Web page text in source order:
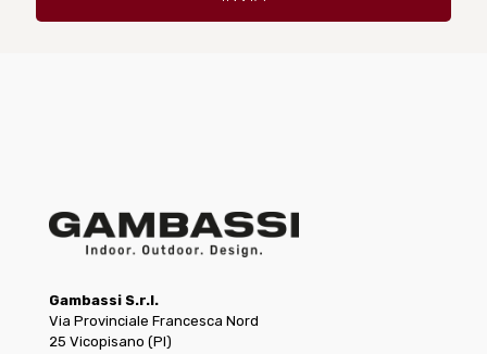
Gambassi S.r.l.
Via Provinciale Francesca Nord
25 Vicopisano (PI)